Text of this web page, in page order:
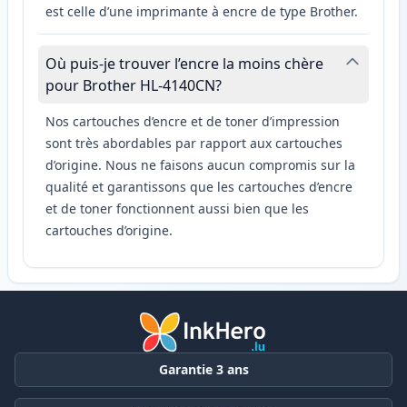
est celle d’une imprimante à encre de type Brother.
Où puis-je trouver l’encre la moins chère
pour Brother HL-4140CN?
Nos cartouches d’encre et de toner d’impression
sont très abordables par rapport aux cartouches
d’origine. Nous ne faisons aucun compromis sur la
qualité et garantissons que les cartouches d’encre
et de toner fonctionnent aussi bien que les
cartouches d’origine.
Garantie 3 ans